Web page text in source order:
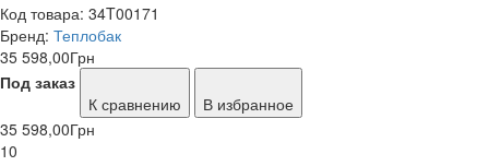
Код товара: 34T00171
Бренд: Теплобак
35 598,00Грн
Под заказ
К сравнению
В избранное
35 598,00Грн
10